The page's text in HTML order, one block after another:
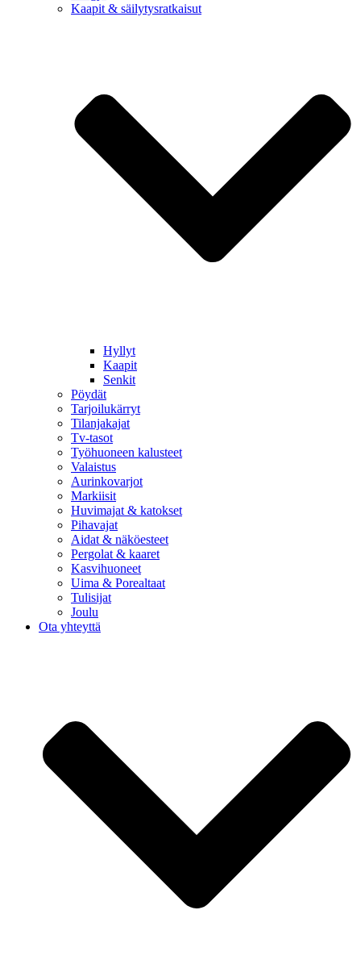
Kaapit & säilytysratkaisut
Hyllyt
Kaapit
Senkit
Pöydät
Tarjoilukärryt
Tilanjakajat
Tv-tasot
Työhuoneen kalusteet
Valaistus
Aurinkovarjot
Markiisit
Huvimajat & katokset
Pihavajat
Aidat & näköesteet
Pergolat & kaaret
Kasvihuoneet
Uima & Porealtaat
Tulisijat
Joulu
Ota yhteyttä